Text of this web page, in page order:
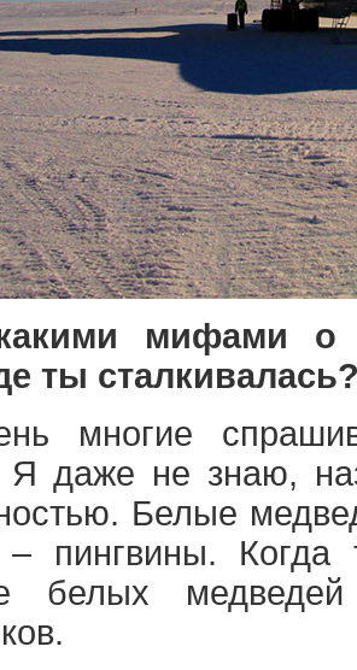
мифами о
ты
многие
Я даже не знаю,
Белые
пингвины. Когда
белых